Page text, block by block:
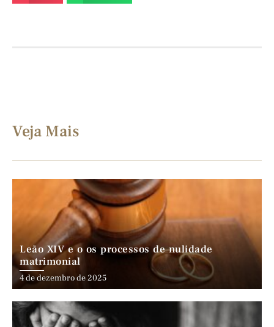
Veja Mais
Leão XIV e o os processos de nulidade
matrimonial
4 de dezembro de 2025